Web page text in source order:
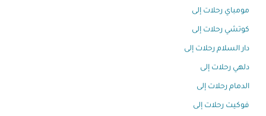
مومباي رحلات إلى
كوتشي رحلات إلى
دار السلام رحلات إلى
دلهي رحلات إلى
الدمام رحلات إلى
فوكيت رحلات إلى